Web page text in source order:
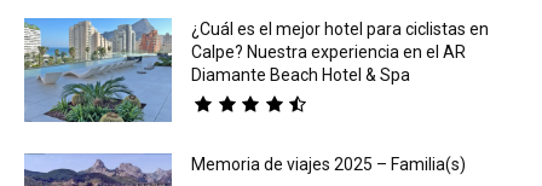
¿Cuál es el mejor hotel para ciclistas en
Calpe? Nuestra experiencia en el AR
Diamante Beach Hotel & Spa
Memoria de viajes 2025 – Familia(s)